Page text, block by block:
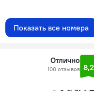
Показать все номера
Отлично
100 отзывов 8,2